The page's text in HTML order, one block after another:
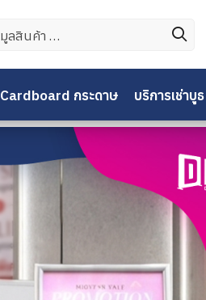
Cardboard กระดาษ บริการเช่าบูธ